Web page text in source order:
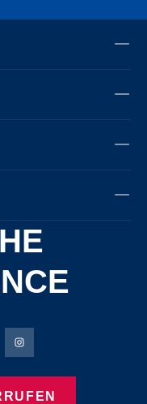
Facebook-Seite
Proenen Twitter Seite
Proenen LinkedIn
Bierbaum-Proenen